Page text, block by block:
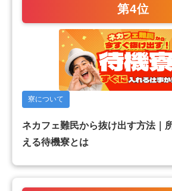
第4位
寮について
ネカフェ難民から抜け出す方法｜
える待機寮とは